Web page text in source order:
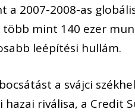
a 2007-2008-as
több mint 140 ezer
leépítési hullám.
a svájci
riválisa, a Credit